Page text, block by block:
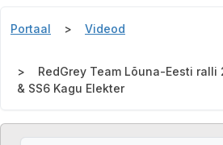
Portaal Videod
RedGrey Team Lõuna-Eesti
& SS6 Kagu Elekter